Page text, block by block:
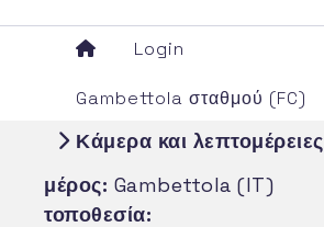
Login
Gambettola σταθμού (FC)
Κάμερα και λεπτομέρειες
μέρος: Gambettola (IT)
τοποθεσία: